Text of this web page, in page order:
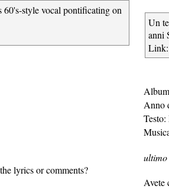
style vocal pontificating on
lyrics or comments?
Un
anni
Link:
Anno
Testo:
Avete